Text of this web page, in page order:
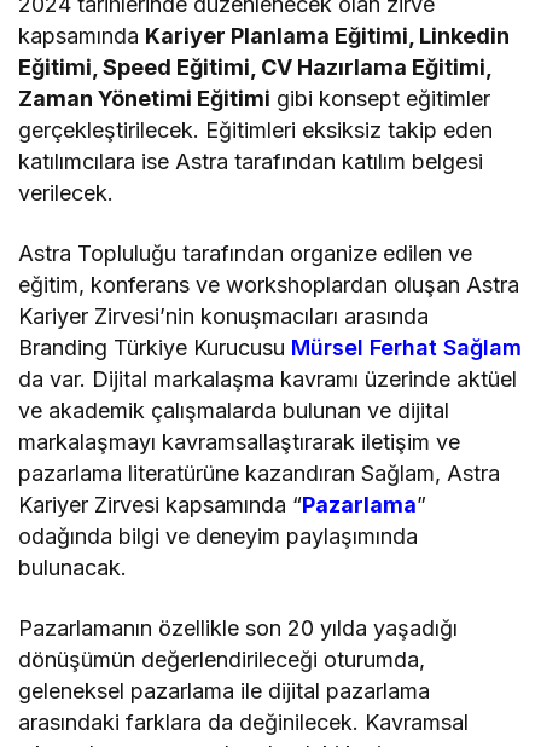
kapsamında Kariyer Planlama Eğitimi, Linkedin
Eğitimi, Speed Eğitimi, CV Hazırlama Eğitimi,
Zaman Yönetimi Eğitimi gibi konsept eğitimler
gerçekleştirilecek. Eğitimleri eksiksiz takip eden
katılımcılara ise Astra tarafından katılım belgesi
verilecek.
Astra Topluluğu tarafından organize edilen ve
eğitim, konferans ve workshoplardan oluşan Astra
Kariyer Zirvesi’nin konuşmacıları arasında
Branding Türkiye Kurucusu Mürsel Ferhat Sağlam
da var. Dijital markalaşma kavramı üzerinde aktüel
ve akademik çalışmalarda bulunan ve dijital
markalaşmayı kavramsallaştırarak iletişim ve
pazarlama literatürüne kazandıran Sağlam, Astra
Kariyer Zirvesi kapsamında “Pazarlama”
odağında bilgi ve deneyim paylaşımında
bulunacak.
Pazarlamanın özellikle son 20 yılda yaşadığı
dönüşümün değerlendirileceği oturumda,
geleneksel pazarlama ile dijital pazarlama
arasındaki farklara da değinilecek. Kavramsal